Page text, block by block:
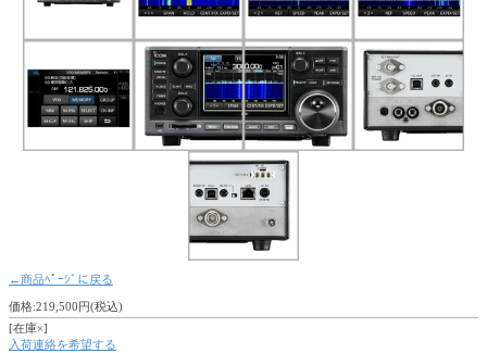
←商品ﾍﾟｰｼﾞに戻る
価格:219,500円(税込)
[在庫×]
入荷連絡を希望する